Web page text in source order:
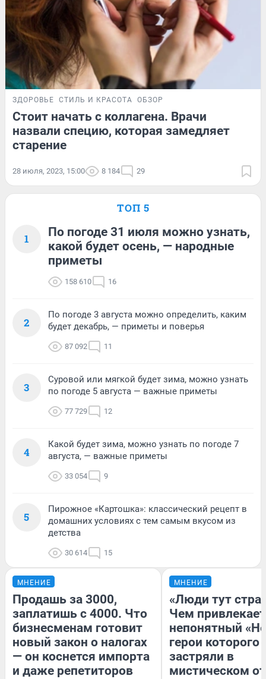
ЗДОРОВЬЕ СТИЛЬ И КРАСОТА ОБЗОР
Стоит начать с коллагена. Врачи
назвали специю, которая замедляет
старение
28 июля, 2023, 15:00 8 184 29
ТОП 5
1
По погоде 31 июля можно узнать,
какой будет осень, — народные
приметы
158 610 16
2
По погоде 3 августа можно определить, каким
будет декабрь, — приметы и поверья
87 092 11
3
Суровой или мягкой будет зима, можно узнать
по погоде 5 августа — важные приметы
77 729 12
4
Какой будет зима, можно узнать по погоде 7
августа, — важные приметы
33 054 9
5
Пирожное «Картошка»: классический рецепт в
домашних условиях с тем самым вкусом из
детства
30 614 15
МНЕНИЕ
Продашь за 3000,
заплатишь с 4000. Что
бизнесменам готовит
новый закон о налогах
— он коснется импорта
и даже репетиторов
МНЕНИЕ
«Люди тут
Чем привлекает
непонятный
герои которого
застряли в
мистическом